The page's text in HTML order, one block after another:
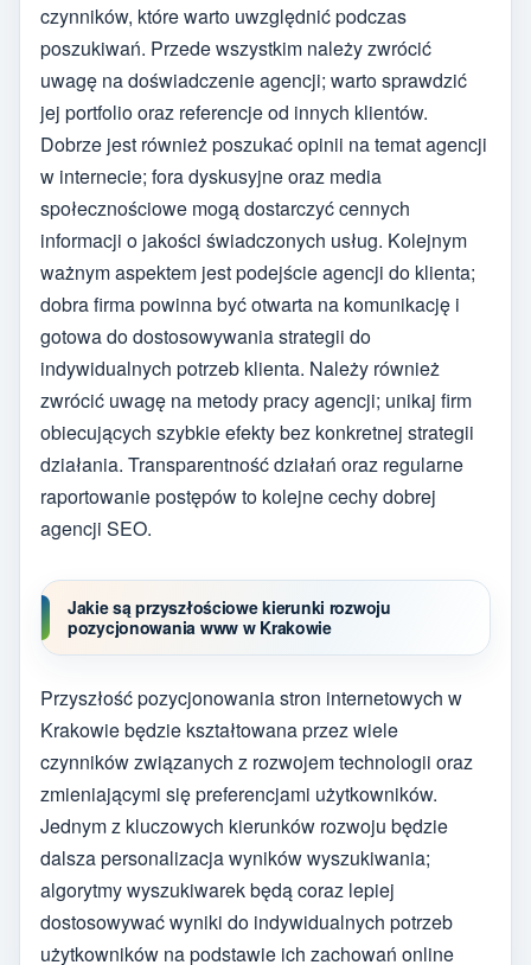
czynników, które warto uwzględnić podczas
poszukiwań. Przede wszystkim należy zwrócić
uwagę na doświadczenie agencji; warto sprawdzić
jej portfolio oraz referencje od innych klientów.
Dobrze jest również poszukać opinii na temat agencji
w internecie; fora dyskusyjne oraz media
społecznościowe mogą dostarczyć cennych
informacji o jakości świadczonych usług. Kolejnym
ważnym aspektem jest podejście agencji do klienta;
dobra firma powinna być otwarta na komunikację i
gotowa do dostosowywania strategii do
indywidualnych potrzeb klienta. Należy również
zwrócić uwagę na metody pracy agencji; unikaj firm
obiecujących szybkie efekty bez konkretnej strategii
działania. Transparentność działań oraz regularne
raportowanie postępów to kolejne cechy dobrej
agencji SEO.
Jakie są przyszłościowe kierunki rozwoju
pozycjonowania www w Krakowie
Przyszłość pozycjonowania stron internetowych w
Krakowie będzie kształtowana przez wiele
czynników związanych z rozwojem technologii oraz
zmieniającymi się preferencjami użytkowników.
Jednym z kluczowych kierunków rozwoju będzie
dalsza personalizacja wyników wyszukiwania;
algorytmy wyszukiwarek będą coraz lepiej
dostosowywać wyniki do indywidualnych potrzeb
użytkowników na podstawie ich zachowań online